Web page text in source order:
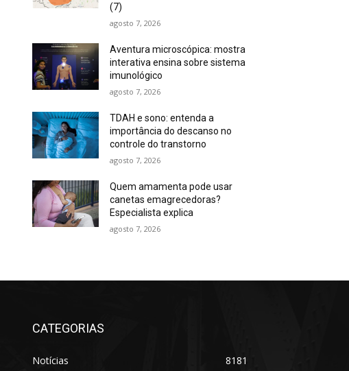
(7)
agosto 7, 2026
Aventura microscópica: mostra
interativa ensina sobre sistema
imunológico
agosto 7, 2026
TDAH e sono: entenda a
importância do descanso no
controle do transtorno
agosto 7, 2026
Quem amamenta pode usar
canetas emagrecedoras?
Especialista explica
agosto 7, 2026
CATEGORIAS
Notícias
8181